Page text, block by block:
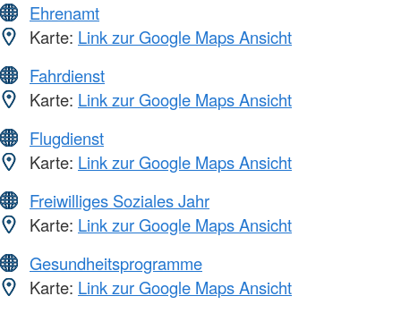
Ehrenamt
Karte: Link zur Google Maps Ansicht
Fahrdienst
Karte: Link zur Google Maps Ansicht
Flugdienst
Karte: Link zur Google Maps Ansicht
Freiwilliges Soziales Jahr
Karte: Link zur Google Maps Ansicht
Gesundheitsprogramme
Karte: Link zur Google Maps Ansicht